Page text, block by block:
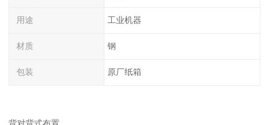
用途 工业机器
材质 钢
包装 原厂纸箱
背对背式布置